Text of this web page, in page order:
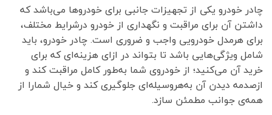
چادر خودرو یکی از تجهیزات جانبی برای خودروها می‌باشد که
داشتن آن برای مراقبت و نگهداری از خودرو درشرایط مختلف،
برای هرمدل خودرویی واجب و ضروری است. چادر خودرو، باید
شامل ویژگی‌هایی باشد تا بتواند در ازای هزینه‌ای که برای
خرید آن می‌کنید؛ از خودروی شما به‌طور کامل مراقبت کند و
ازصدمه دیدن آن به‌هروسیله‌ای جلوگیری کند و خیال شمارا از
همه‌ی جوانب مطمئن سازد.